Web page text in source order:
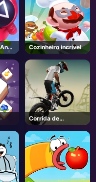
Cozinheiro incrível
Corrida de
bicicletas IO